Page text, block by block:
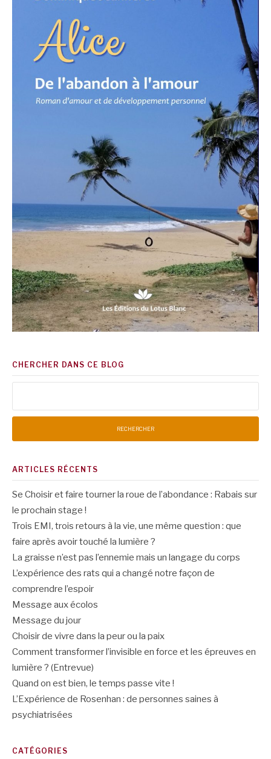
CHERCHER DANS CE BLOG
ARTICLES RÉCENTS
Se Choisir et faire tourner la roue de l’abondance : Rabais sur
le prochain stage !
Trois EMI, trois retours à la vie, une même question : que
faire après avoir touché la lumière ?
La graisse n’est pas l’ennemie mais un langage du corps
L’expérience des rats qui a changé notre façon de
comprendre l’espoir
Message aux écolos
Message du jour
Choisir de vivre dans la peur ou la paix
Comment transformer l’invisible en force et les épreuves en
lumière ? (Entrevue)
Quand on est bien, le temps passe vite !
L’Expérience de Rosenhan : de personnes saines à
psychiatrisées
CATÉGORIES